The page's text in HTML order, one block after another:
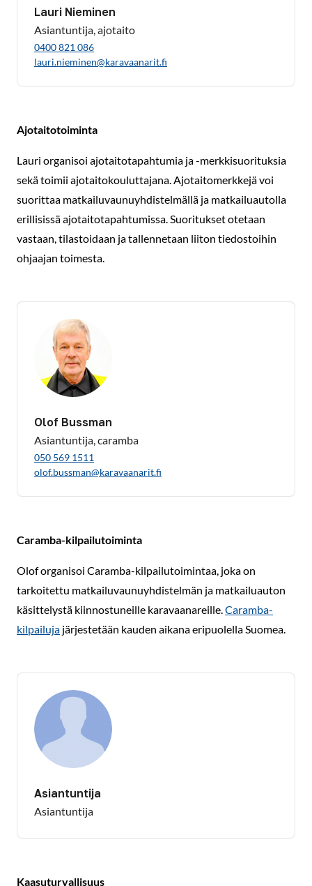
Lauri Nieminen
Asiantuntija, ajotaito
0400 821 086
lauri.nieminen@karavaanarit.fi
Ajotaitotoiminta
Lauri organisoi ajotaitotapahtumia ja -merkkisuorituksia
sekä toimii ajotaitokouluttajana. Ajotaitomerkkejä voi
suorittaa matkailuvaunuyhdistelmällä ja matkailuautolla
erillisissä ajotaitotapahtumissa. Suoritukset otetaan
vastaan, tilastoidaan ja tallennetaan liiton tiedostoihin
ohjaajan toimesta.
Olof Bussman
Asiantuntija, caramba
050 569 1511
olof.bussman@karavaanarit.fi
Caramba-kilpailutoiminta
Olof organisoi Caramba-kilpailutoimintaa, joka on
tarkoitettu matkailuvaunuyhdistelmän ja matkailuauton
käsittelystä kiinnostuneille karavaanareille.Caramba-
kilpailuja järjestetään kauden aikana eripuolella Suomea.
Asiantuntija
Asiantuntija
Kaasuturvallisuus